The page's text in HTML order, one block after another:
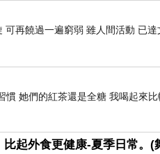
可再饒過一遍窮弱 雖人間活動 已
她們的紅茶還是全糖 我喝起來
起外食更健康-夏季日常。(